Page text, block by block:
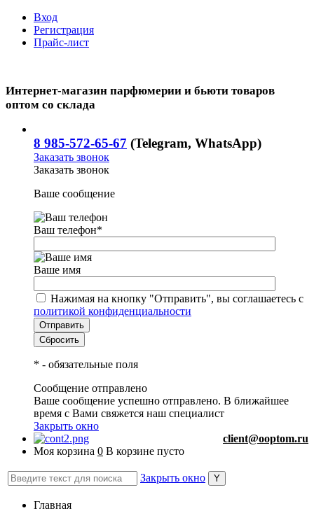
Вход
Регистрация
Прайс-лист
Интернет-магазин парфюмерии и бьюти товаров
оптом со склада
8 985-572-65-67 (Telegram, WhatsApp)
Заказать звонок
Заказать звонок
Ваше сообщение
Ваш телефон*
Ваше имя
Нажимая на кнопку "Отправить", вы соглашаетесь с
политикой конфиденциальности
* - обязательные поля
Сообщение отправлено
Ваше сообщение успешно отправлено. В ближайшее
время с Вами свяжется наш специалист
Закрыть окно
client@ooptom.ru
Моя корзина 0 В корзине пусто
Закрыть окно
Главная